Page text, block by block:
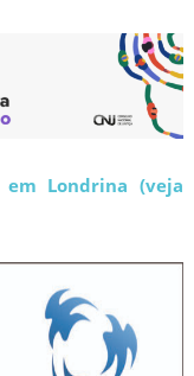
Londrina (veja